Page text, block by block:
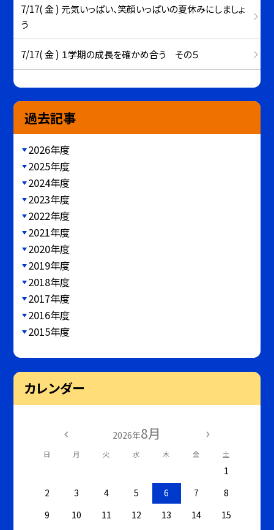
7/17( 金 ) 元気いっぱい、笑顔いっぱいの夏休みにしましょ
う
7/17( 金 ) １学期の成長を確かめ合う その５
過去記事
2026年度
2025年度
2024年度
2023年度
2022年度
2021年度
2020年度
2019年度
2018年度
2017年度
2016年度
2015年度
カレンダー
2026年8月
日 月 火 水 木 金 土
1
2
3 4 5 6 7
8
9
10 11 12 13 14
15